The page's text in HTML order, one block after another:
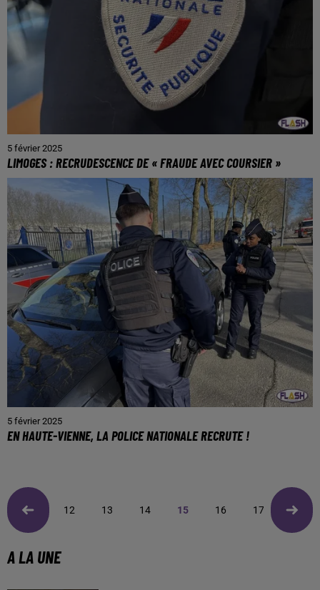
5 février 2025
LIMOGES : RECRUDESCENCE DE « FRAUDE AVEC COURSIER »
5 février 2025
EN HAUTE-VIENNE, LA POLICE NATIONALE RECRUTE !
12 13 14 15 16 17 18
A LA UNE